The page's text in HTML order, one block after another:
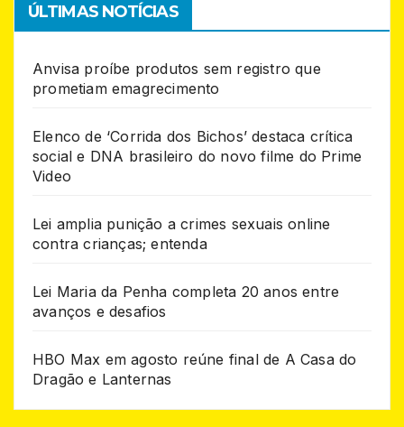
ÚLTIMAS NOTÍCIAS
Anvisa proíbe produtos sem registro que
prometiam emagrecimento
Elenco de ‘Corrida dos Bichos’ destaca crítica
social e DNA brasileiro do novo filme do Prime
Video
Lei amplia punição a crimes sexuais online
contra crianças; entenda
Lei Maria da Penha completa 20 anos entre
avanços e desafios
HBO Max em agosto reúne final de A Casa do
Dragão e Lanternas